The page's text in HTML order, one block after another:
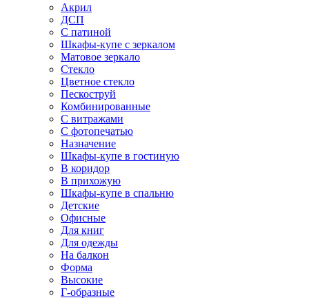
Акрил
ДСП
С патиной
Шкафы-купе с зеркалом
Матовое зеркало
Стекло
Цветное стекло
Пескоструй
Комбинированные
С витражами
С фотопечатью
Назначение
Шкафы-купе в гостиную
В коридор
В прихожую
Шкафы-купе в спальню
Детские
Офисные
Для книг
Для одежды
На балкон
Форма
Высокие
Г-образные